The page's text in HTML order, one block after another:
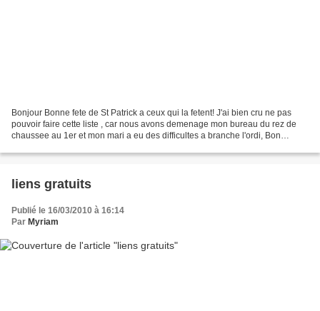
Bonjour Bonne fete de St Patrick a ceux qui la fetent! J'ai bien cru ne pas
pouvoir faire cette liste , car nous avons demenage mon bureau du rez de
chaussee au 1er et mon mari a eu des difficultes a branche l'ordi, Bon
liens gratuits
Publié le 16/03/2010 à 16:14
Par Myriam